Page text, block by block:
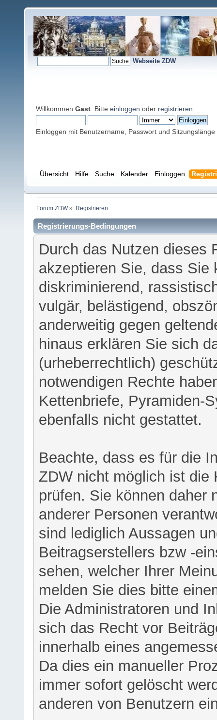
Webseite ZDW
Willkommen Gast . Bitte einloggen oder registrieren
Einloggen mit Benutzername, Passwort und Sitzungslänge
Übersicht Hilfe Suche Kalender Einloggen
Forum ZDW» Registrieren
Registrierungs-Bedingungen
Durch das Nutzen dieses
akzeptieren Sie, dass Sie
diskriminierend,
vulgär, belästigend,
anderweitig gegen
hinaus erklären Sie sich
(urheberrechtlich)
notwendigen Rechte
Kettenbriefe, Pyramiden-
ebenfalls nicht gestattet.
Beachte, dass es für die
ZDW nicht möglich ist die
prüfen. Sie können daher
anderer Personen
sind lediglich Aussagen
Beitragserstellers bzw -
sehen, welcher Ihrer
melden Sie dies bitte
Die Administratoren und
sich das Recht vor
innerhalb eines
Da dies ein manueller
immer sofort gelöscht
anderen von Benutzern